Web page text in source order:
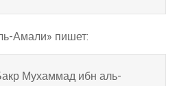
Амали» пишет:
Мухаммад ибн аль-